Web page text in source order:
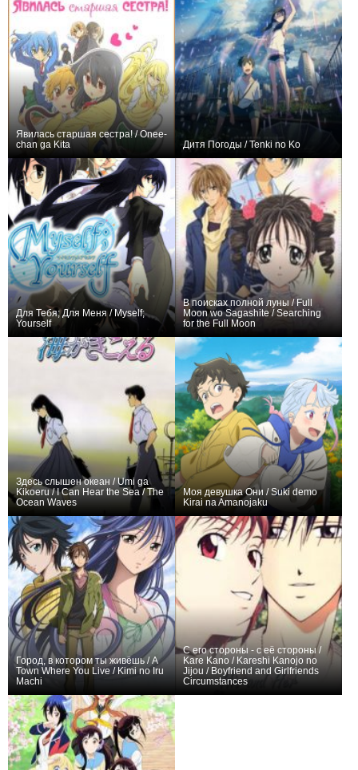
Явилась старшая сестра! / Onee-
chan ga Kita
Дитя Погоды / Tenki no Ko
Для Тебя; Для Меня / Myself;
Yourself
В поисках полной луны / Full
Moon wo Sagashite / Searching
for the Full Moon
Здесь слышен океан / Umi ga
Kikoeru / I Can Hear the Sea / The
Ocean Waves
Моя девушка Они / Suki demo
Kirai na Amanojaku
Город, в котором ты живёшь / A
Town Where You Live / Kimi no Iru
Machi
С его стороны - с её стороны /
Kare Kano / Kareshi Kanojo no
Jijou / Boyfriend and Girlfriends
Circumstances